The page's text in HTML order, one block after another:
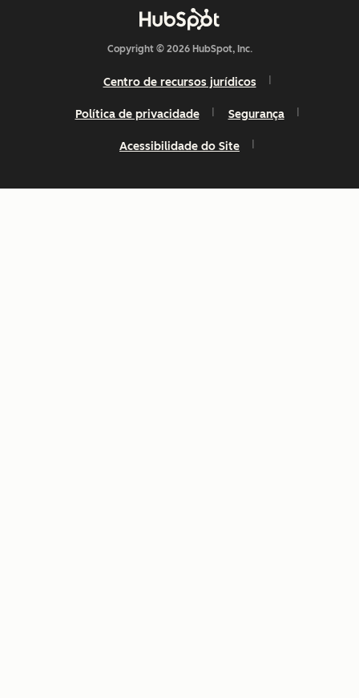
Copyright © 2026 HubSpot, Inc.
Centro de recursos jurídicos
Política de privacidade Segurança
Acessibilidade do Site